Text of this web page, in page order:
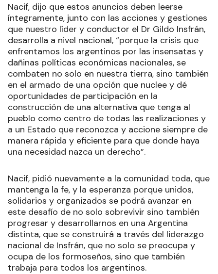
Nacif, dijo que estos anuncios deben leerse
íntegramente, junto con las acciones y gestiones
que nuestro líder y conductor el Dr Gildo Insfrán,
desarrolla a nivel nacional, “porque la crisis que
enfrentamos los argentinos por las insensatas y
dañinas políticas económicas nacionales, se
combaten no solo en nuestra tierra, sino también
en el armado de una opción que nuclee y dé
oportunidades de participación en la
construcción de una alternativa que tenga al
pueblo como centro de todas las realizaciones y
a un Estado que reconozca y accione siempre de
manera rápida y eficiente para que donde haya
una necesidad nazca un derecho”.
Nacif, pidió nuevamente a la comunidad toda, que
mantenga la fe, y la esperanza porque unidos,
solidarios y organizados se podrá avanzar en
este desafío de no solo sobrevivir sino también
progresar y desarrollarnos en una Argentina
distinta, que se construirá a través del liderazgo
nacional de Insfrán, que no solo se preocupa y
ocupa de los formoseños, sino que también
trabaja para todos los argentinos.